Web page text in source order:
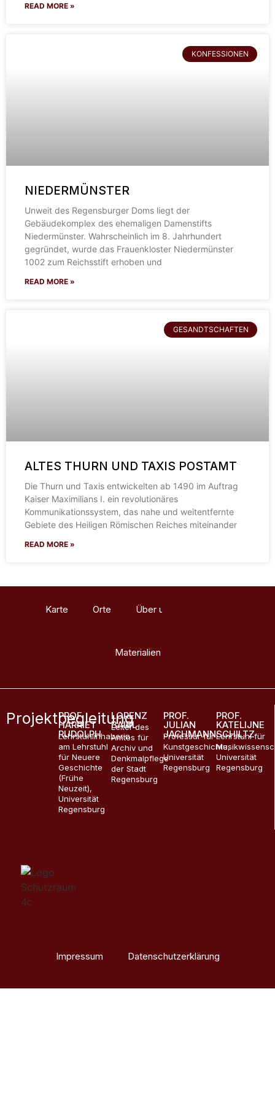
READ MORE »
KONFESSIONEN
NIEDERMÜNSTER
Unweit des Regensburger Doms liegt der
Gebäudekomplex des ehemaligen Damenstifts
Niedermünster. Wahrscheinlich im 8. Jahrhundert
gegründet, wurde das Frauenkloster Niedermünster
1002 zum Reichsstift erhoben und
READ MORE »
GESANDTSCHAFTEN
ALTES THURN UND TAXIS POSTAMT
Die Thurn und Taxis entwickelten ab 1490 im Auftrag
Kaiser Maximilians I. ein revolutionäres
Kommunikationssystem, das nahe und weitentfernte
Gebiete des Heiligen Römischen Reiches miteinander
READ MORE »
Karte Orte Über uns
Materialien
Projektbegleitung
PROF.
HARRIET
RUDOLPH
Lehrstuhlinhaberin
am Lehrstuhl
für Neuere
Geschichte
(Frühe
Neuzeit),
Universität
Regensburg
LORENZ
BAIBL
Leiter des
Amtes für
Archiv und
Denkmalpflege
der Stadt
Regensburg
PROF.
JULIAN
JACHMANN
Professur für
Kunstgeschichte,
Universität
Regensburg
PROF.
KATELIJNE
SCHILTZ
Lehrstuhl für
Universität
Regensburg
Impressum Datenschutzerklärung